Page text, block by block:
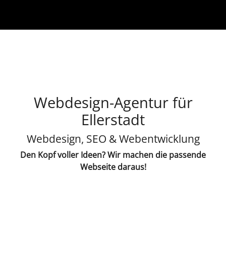
Webdesign-Agentur für
Ellerstadt
Webdesign, SEO & Webentwicklung
Den Kopf voller Ideen? Wir machen die passende
Webseite daraus!